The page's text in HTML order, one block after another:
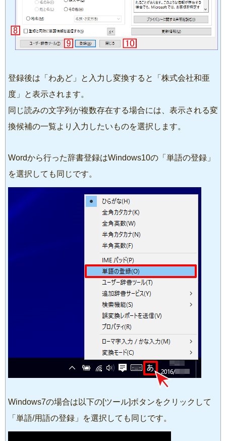
登録後は「わあど」と入力し変換すると「株式会社和亜
度」と表示されます。
同じ読みの文字列が複数存在する場合には、表示される変
換候補の一覧より入力したいものを選択します。
Wordから行った辞書登録はWindows10の「単語の登録」
を選択しても同じです。
Windows7の場合は以下の[ツール]ボタンをクリックして
「単語/用語の登録」を選択しても同じです。